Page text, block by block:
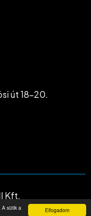
Elfogadom
A sütik a
út 18-20.
Kft.
Media